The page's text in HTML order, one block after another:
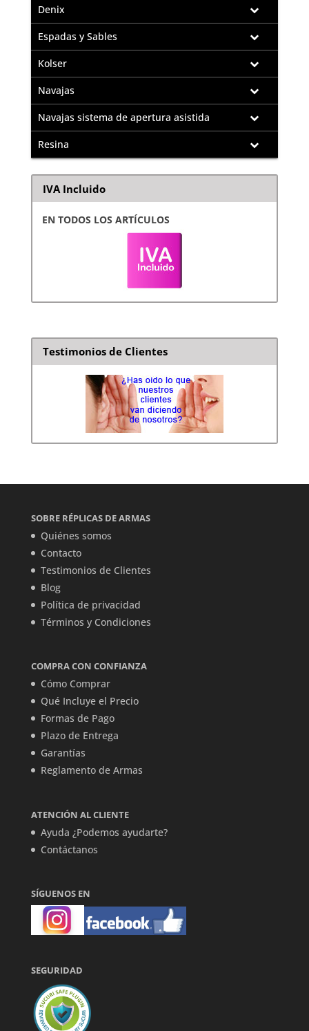
Denix
Espadas y Sables
Kolser
Navajas
Navajas sistema de apertura asistida
Resina
IVA Incluido
EN TODOS LOS ARTÍCULOS
Testimonios de Clientes
SOBRE RÉPLICAS DE ARMAS
Quiénes somos
Contacto
Testimonios de Clientes
Blog
Política de privacidad
Términos y Condiciones
COMPRA CON CONFIANZA
Cómo Comprar
Qué Incluye el Precio
Formas de Pago
Plazo de Entrega
Garantías
Reglamento de Armas
ATENCIÓN AL CLIENTE
Ayuda ¿Podemos ayudarte?
Contáctanos
SÍGUENOS EN
SEGURIDAD